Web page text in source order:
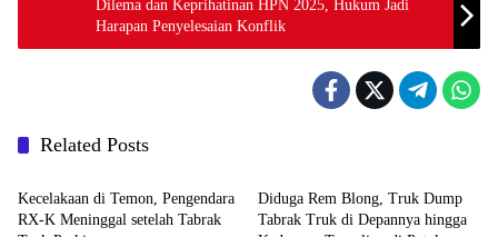
Dilema dan Keprihatinan HPN 2025, Hukum Jadi
Harapan Penyelesaian Konflik
Related Posts
Berita
Kecelakaan di Temon, Pengendara
RX-K Meninggal setelah Tabrak
Diduga Rem Blong, Truk Dump
Tabrak Truk di Depannya hingga